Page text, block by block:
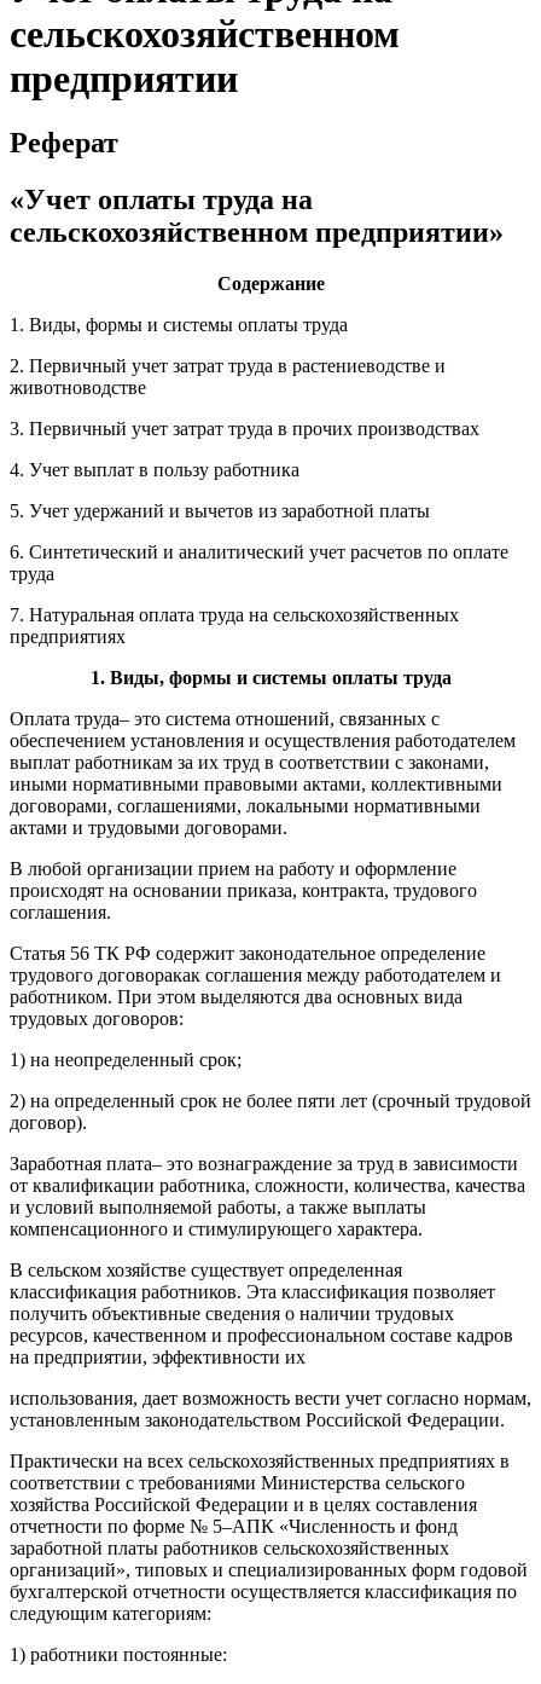
сельскохозяйственном
предприятии
Реферат
«Учет оплаты труда на
сельскохозяйственном предприятии»
Содержание
1. Виды, формы и системы оплаты труда
2. Первичный учет затрат труда в растениеводстве и
животноводстве
3. Первичный учет затрат труда в прочих производствах
4. Учет выплат в пользу работника
5. Учет удержаний и вычетов из заработной платы
6. Синтетический и аналитический учет расчетов по оплате
труда
7. Натуральная оплата труда на сельскохозяйственных
предприятиях
1. Виды, формы и системы оплаты труда
Оплата труда– это система отношений, связанных с
обеспечением установления и осуществления работодателем
выплат работникам за их труд в соответствии с законами,
иными нормативными правовыми актами, коллективными
договорами, соглашениями, локальными нормативными
актами и трудовыми договорами.
В любой организации прием на работу и оформление
происходят на основании приказа, контракта, трудового
соглашения.
Статья 56 ТК РФ содержит законодательное определение
трудового договоракак соглашения между работодателем и
работником. При этом выделяются два основных вида
трудовых договоров:
1) на неопределенный срок;
2) на определенный срок не более пяти лет (срочный трудовой
договор).
Заработная плата– это вознаграждение за труд в зависимости
от квалификации работника, сложности, количества, качества
и условий выполняемой работы, а также выплаты
компенсационного и стимулирующего характера.
В сельском хозяйстве существует определенная
классификация работников. Эта классификация позволяет
получить объективные сведения о наличии трудовых
ресурсов, качественном и профессиональном составе кадров
на предприятии, эффективности их
использования, дает возможность вести учет согласно нормам,
установленным законодательством Российской Федерации.
Практически на всех сельскохозяйственных предприятиях в
соответствии с требованиями Министерства сельского
хозяйства Российской Федерации и в целях составления
отчетности по форме № 5–АПК «Численность и фонд
заработной платы работников сельскохозяйственных
организаций», типовых и специализированных форм годовой
бухгалтерской отчетности осуществляется классификация по
следующим категориям:
1) работники постоянные: